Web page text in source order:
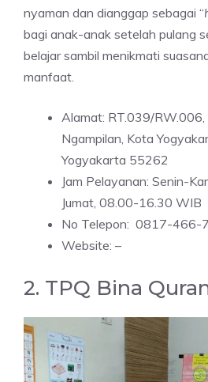
nyaman dan dianggap sebagai “
bagi anak-anak setelah pulang
belajar sambil menikmati
manfaat.
Alamat: RT.039/RW.006,
Ngampilan, Kota
Yogyakarta 55262
Jam Pelayanan: Senin-
Jumat, 08.00-16.30 WIB
No Telepon: 0817-466-
Website: –
2. TPQ Bina